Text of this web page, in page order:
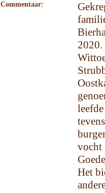
Commentaar:
2020.
Het